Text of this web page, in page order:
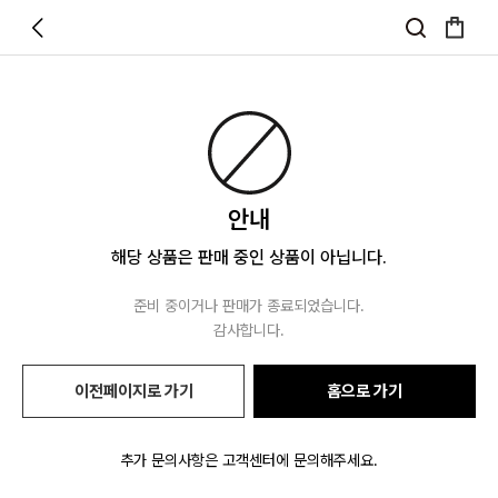
안내
해당 상품은 판매 중인 상품이 아닙니다.
준비 중이거나 판매가 종료되었습니다.
감사합니다.
이전페이지로 가기 홈으로 가기
추가 문의사항은 고객센터에 문의해주세요.